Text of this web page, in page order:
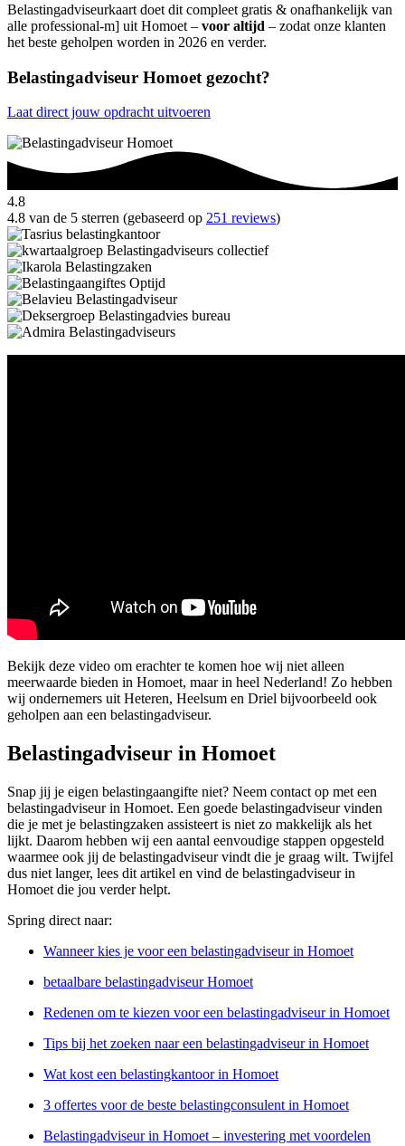
Belastingadviseurkaart doet dit compleet gratis & onafhankelijk van
alle professional-m] uit Homoet – voor altijd – zodat onze klanten
het beste geholpen worden in 2026 en verder.
Belastingadviseur Homoet gezocht?
Laat direct jouw opdracht uitvoeren
4.8
4.8 van de 5 sterren (gebaseerd op 251 reviews)
Bekijk deze video om erachter te komen hoe wij niet alleen
meerwaarde bieden in Homoet, maar in heel Nederland! Zo hebben
wij ondernemers uit Heteren, Heelsum en Driel bijvoorbeeld ook
geholpen aan een belastingadviseur.
Belastingadviseur in Homoet
Snap jij je eigen belastingaangifte niet? Neem contact op met een
belastingadviseur in Homoet. Een goede belastingadviseur vinden
die je met je belastingzaken assisteert is niet zo makkelijk als het
lijkt. Daarom hebben wij een aantal eenvoudige stappen opgesteld
waarmee ook jij de belastingadviseur vindt die je graag wilt. Twijfel
dus niet langer, lees dit artikel en vind de belastingadviseur in
Homoet die jou verder helpt.
Spring direct naar:
Wanneer kies je voor een belastingadviseur in Homoet
betaalbare belastingadviseur Homoet
Redenen om te kiezen voor een belastingadviseur in Homoet
Tips bij het zoeken naar een belastingadviseur in Homoet
Wat kost een belastingkantoor in Homoet
3 offertes voor de beste belastingconsulent in Homoet
Belastingadviseur in Homoet – investering met voordelen